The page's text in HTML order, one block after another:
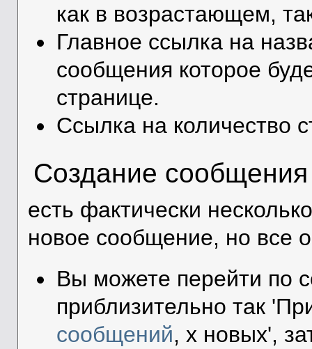
как в возрастающем,
Главное ссылка на
сообщения которое
странице.
Ссылка на количество
Создание сообщения
есть фактически
новое сообщение, но все
Вы можете перейти по
приблизительно так
сообщений, x новых',